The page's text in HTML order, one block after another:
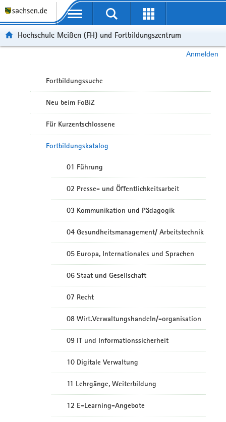
Portalübergreifende Navigation
Hochschule Meißen (FH) und Fortbildungszentrum
Anmelden
Fortbildungssuche
Neu beim FoBiZ
Für Kurzentschlossene
Fortbildungskatalog
01 Führung
02 Presse- und Öffentlichkeitsarbeit
03 Kommunikation und Pädagogik
04 Gesundheitsmanagement/ Arbeitstechnik
05 Europa, Internationales und Sprachen
06 Staat und Gesellschaft
07 Recht
08 Wirt.Verwaltungshandeln/-organisation
09 IT und Informationssicherheit
10 Digitale Verwaltung
11 Lehrgänge, Weiterbildung
12 E-Learning-Angebote